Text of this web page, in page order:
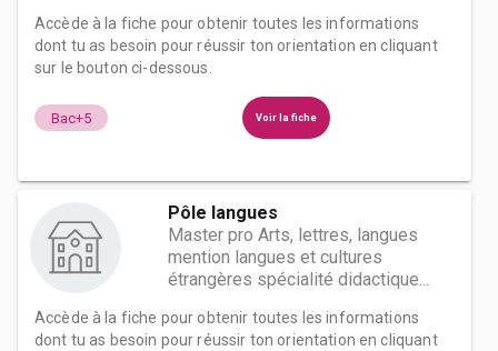
Accède à la fiche pour obtenir toutes les informations
dont tu as besoin pour réussir ton orientation en cliquant
sur le bouton ci-dessous.
Bac+5 Voir la fiche
Pôle langues
Master pro Arts, lettres, langues
mention langues et cultures
étrangères spécialité didactique...
Accède à la fiche pour obtenir toutes les informations
dont tu as besoin pour réussir ton orientation en cliquant